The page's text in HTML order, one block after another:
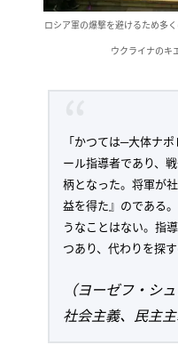
ロシア軍の爆撃を避けるため多
ウクライナのキ
「かつては─大体ナ
ール指導者であり、
柄となった。将軍が
益を得た』のである
うなことはない。指
つあり、代わりを探
（ヨーゼフ・シ
社会主義、民主主